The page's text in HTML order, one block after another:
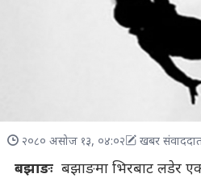
२०८० असोज १३, ०४:०२ खबर
बझाङःबझाङमा भिरबाट लडेर